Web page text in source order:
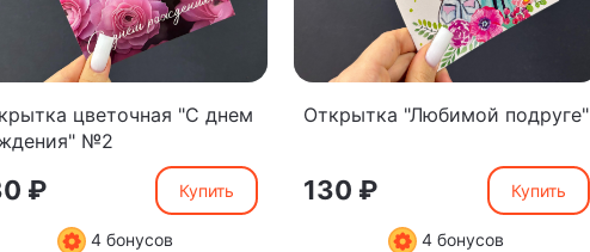
цветочная "С днем
№2
₽ Купить
4 бонусов
Открытка "Любимой подруге"
130 ₽ Купить
4 бонусов